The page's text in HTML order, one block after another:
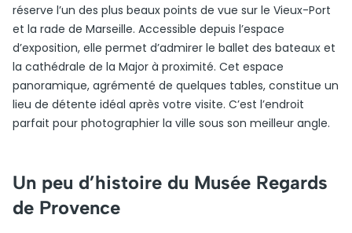
réserve l’un des plus beaux points de vue sur le Vieux-Port
et la rade de Marseille. Accessible depuis l’espace
d’exposition, elle permet d’admirer le ballet des bateaux et
la cathédrale de la Major à proximité. Cet espace
panoramique, agrémenté de quelques tables, constitue un
lieu de détente idéal après votre visite. C’est l’endroit
parfait pour photographier la ville sous son meilleur angle.
Un peu d’histoire du Musée Regards
de Provence